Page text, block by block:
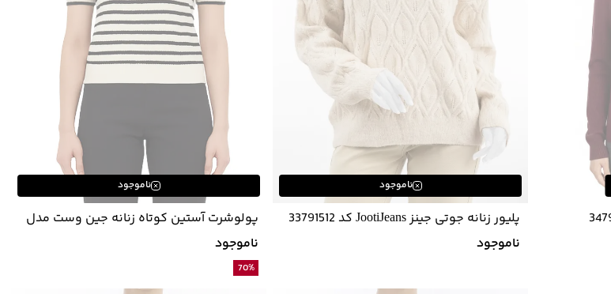
ناموجود
پلیور زنانه جوتی جینز JootiJeans کد 33791512
ناموجود
ناموجود
پولوشرت آستین کوتاه زنانه جین وست مدل
52273015
ناموجود
70%